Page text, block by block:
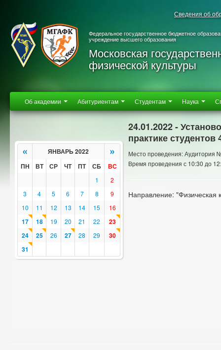
Сведения об
Федеральное государственное бюджетное
учреждение высшего образования
Московская
физической культуры
Об академии Абитуриентам Студентам Наука
« ЯНВАРЬ 2022 »
ПН ВТ СР ЧТ ПТ СБ ВС
1
2
3
4 5 6 7 8
9
10
11 12 13 14 15 16
17 18 19 20 21 22
23
24
25 26 27 28 29
30
31
24.01.2022 -
практике
Место проведения: Аудитория
Время проведения с 10:30 до
Направление: "Физическая